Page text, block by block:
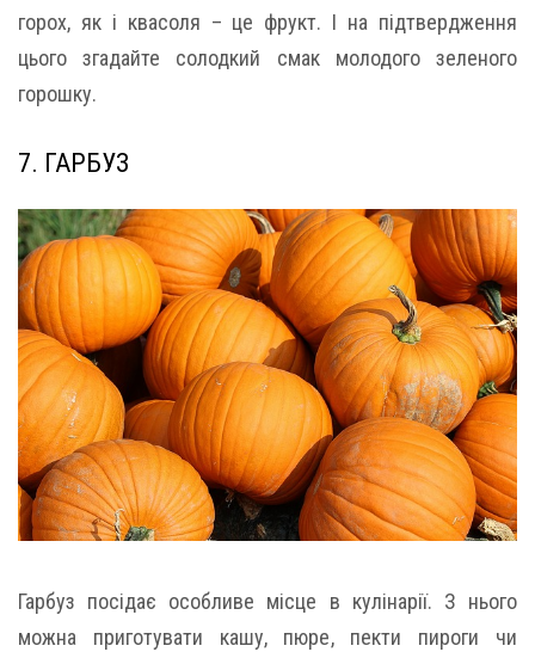
горох, як і квасоля – це фрукт. І на підтвердження
цього згадайте солодкий смак молодого зеленого
горошку.
7. ГАРБУЗ
Гарбуз посідає особливе місце в кулінарії. З нього
можна приготувати кашу, пюре, пекти пироги чи